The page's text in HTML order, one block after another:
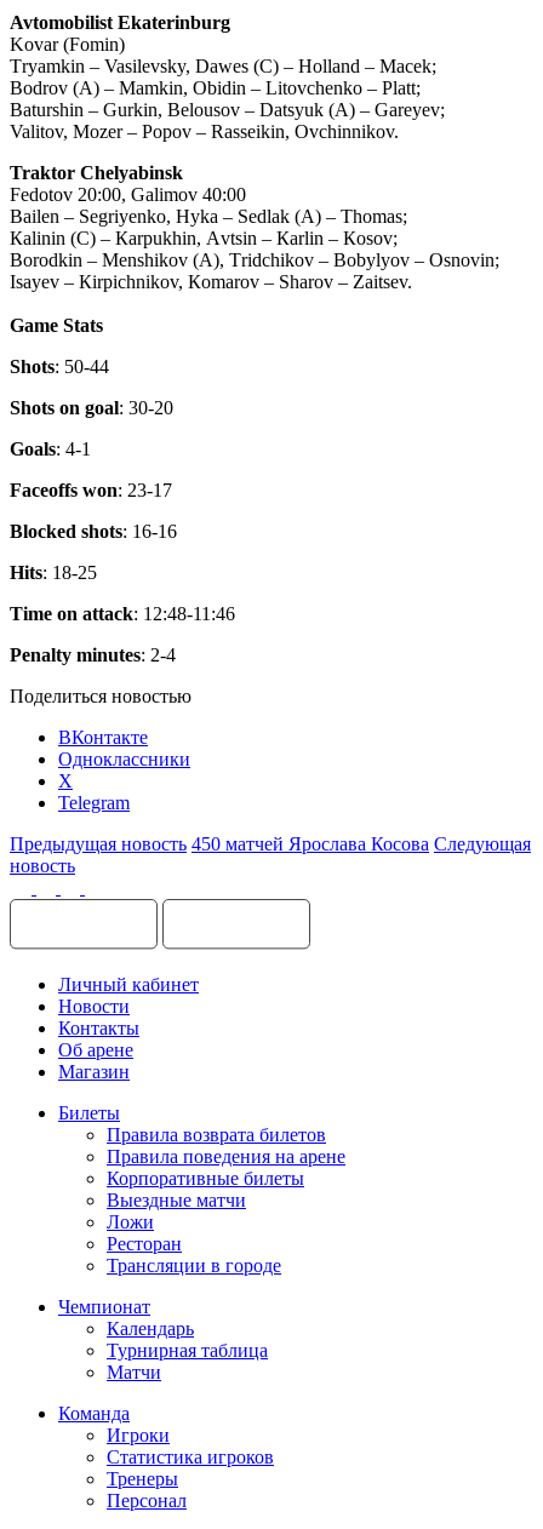
Avtomobilist Ekaterinburg
Kovar (Fomin)
Тryamkin – Vasilevsky, Dawes (C) – Holland – Мacek;
Bodrov (А) – Маmkin, Оbidin – Litovchenko – Platt;
Baturshin – Gurkin, Belousov – Datsyuk (А) – Gareyev;
Valitov, Моzer – Popov – Rasseikin, Оvchinnikov.
Traktor Chelyabinsk
Fedotov 20:00, Galimov 40:00
Bailen – Segriyenko, Hyka – Sedlak (А) – Тhomas;
Каlinin (C) – Каrpukhin, Аvtsin – Каrlin – Кosov;
Borodkin – Меnshikov (А), Тridchikov – Bobylyov – Osnovin;
Isayev – Кirpichnikov, Кomarov – Sharov – Zaitsev.
Game Stats
Shots: 50-44
Shots on goal: 30-20
Goals: 4-1
Faceoffs won: 23-17
Blocked shots: 16-16
Hits: 18-25
Time on attack: 12:48-11:46
Penalty minutes: 2-4
Поделиться новостью
ВКонтакте
Одноклассники
X
Telegram
Предыдущая новость 450 матчей Ярослава Косова Следующая
новость
Личный кабинет
Новости
Контакты
Об арене
Магазин
Билеты
Правила возврата билетов
Правила поведения на арене
Корпоративные билеты
Выездные матчи
Ложи
Ресторан
Трансляции в городе
Чемпионат
Календарь
Турнирная таблица
Матчи
Команда
Игроки
Статистика игроков
Тренеры
Персонал